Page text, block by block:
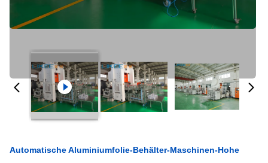
Automatische Aluminiumfolie-Behälter-Maschinen-Hohe